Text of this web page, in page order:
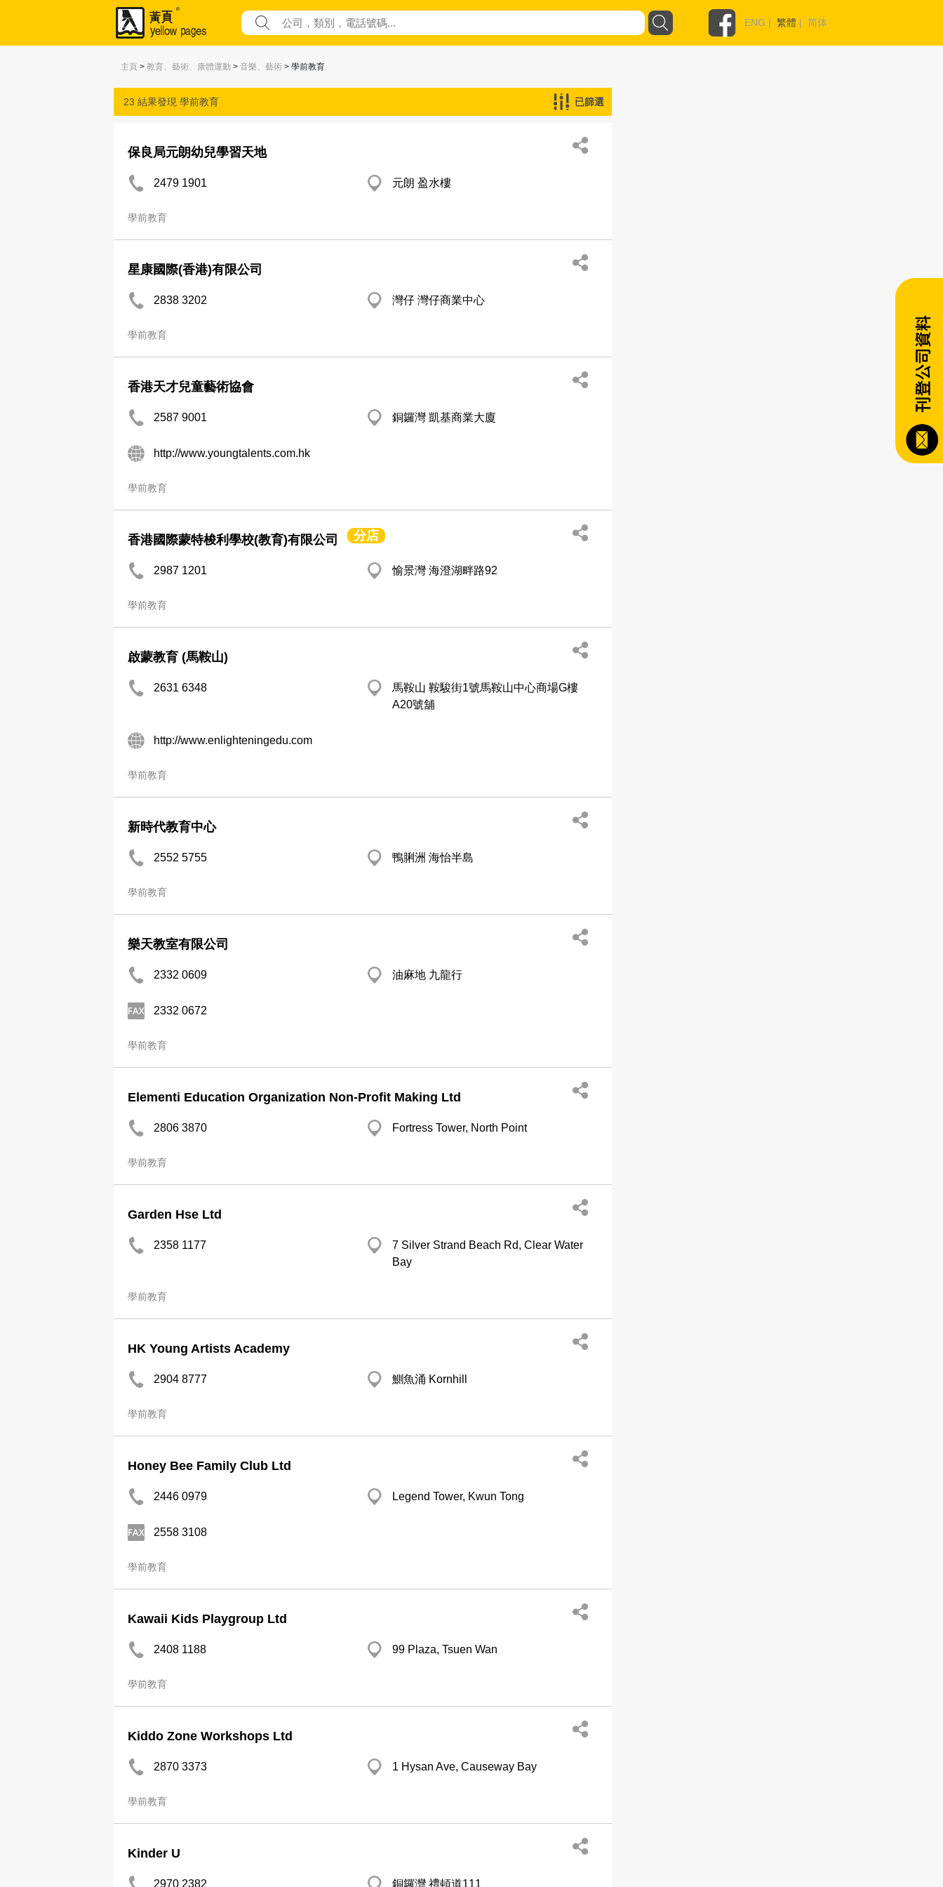
ENG | 繁體 | 简体
主頁 > 教育、藝術、康體運動 > 音樂、藝術 > 學前教育
23 結果發現 學前教育 已篩選
保良局元朗幼兒學習天地
2479 1901 元朗 盈水樓
學前教育
星康國際(香港)有限公司
2838 3202 灣仔 灣仔商業中心
學前教育
香港天才兒童藝術協會
2587 9001 銅鑼灣 凱基商業大廈
http://www.youngtalents.com.hk
學前教育
香港國際蒙特梭利學校(教育)有限公司 分店
2987 1201 愉景灣 海澄湖畔路92
學前教育
啟蒙教育 (馬鞍山)
2631 6348
馬鞍山 鞍駿街1號馬鞍山中心商場G樓
A20號舖
http://www.enlighteningedu.com
學前教育
新時代教育中心
2552 5755 鴨脷洲 海怡半島
學前教育
樂天教室有限公司
2332 0609 油麻地 九龍行
2332 0672
學前教育
Elementi Education Organization Non-Profit Making Ltd
2806 3870 Fortress Tower, North Point
學前教育
Garden Hse Ltd
2358 1177
7 Silver Strand Beach Rd, Clear Water
Bay
學前教育
HK Young Artists Academy
2904 8777 鰂魚涌 Kornhill
學前教育
Honey Bee Family Club Ltd
2446 0979 Legend Tower, Kwun Tong
2558 3108
學前教育
Kawaii Kids Playgroup Ltd
2408 1188 99 Plaza, Tsuen Wan
學前教育
Kiddo Zone Workshops Ltd
2870 3373 1 Hysan Ave, Causeway Bay
學前教育
Kinder U
2970 2382 銅鑼灣 禮頓道111